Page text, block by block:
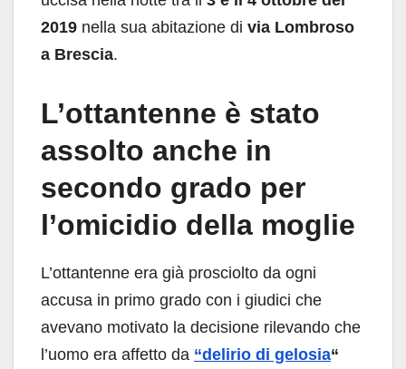
2019 nella sua abitazione di via Lombroso
a Brescia.
L’ottantenne è stato
assolto anche in
secondo grado per
l’omicidio della moglie
L’ottantenne era già prosciolto da ogni
accusa in primo grado con i giudici che
avevano motivato la decisione rilevando che
l’uomo era affetto da “delirio di gelosia“